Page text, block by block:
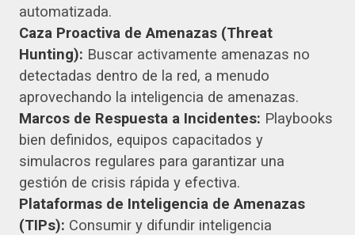
automatizada.
Caza Proactiva de Amenazas (Threat
Hunting): Buscar activamente amenazas no
detectadas dentro de la red, a menudo
aprovechando la inteligencia de amenazas.
Marcos de Respuesta a Incidentes: Playbooks
bien definidos, equipos capacitados y
simulacros regulares para garantizar una
gestión de crisis rápida y efectiva.
Plataformas de Inteligencia de Amenazas
(TIPs): Consumir y difundir inteligencia